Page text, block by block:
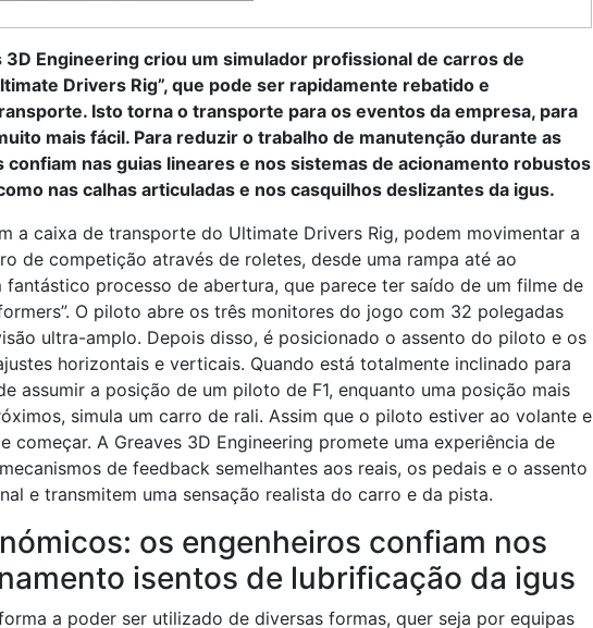
Engineering criou um simulador profissional de carros de
Drivers Rig”, que pode ser rapidamente rebatido e
Isto torna o transporte para os eventos da empresa, para
mais fácil. Para reduzir o trabalho de manutenção durante as
nas guias lineares e nos sistemas de acionamento robustos
nas calhas articuladas e nos casquilhos deslizantes da igus.
a caixa de transporte do Ultimate Drivers Rig, podem movimentar a
de competição através de roletes, desde uma rampa até ao
fantástico processo de abertura, que parece ter saído de um filme de
O piloto abre os três monitores do jogo com 32 polegadas
ultra-amplo. Depois disso, é posicionado o assento do piloto e os
horizontais e verticais. Quando está totalmente inclinado para
assumir a posição de um piloto de F1, enquanto uma posição mais
simula um carro de rali. Assim que o piloto estiver ao volante e
começar. A Greaves 3D Engineering promete uma experiência de
de feedback semelhantes aos reais, os pedais e o assento
e transmitem uma sensação realista do carro e da pista.
os engenheiros confiam nos
isentos de lubrificação da igus
a poder ser utilizado de diversas formas, quer seja por equipas